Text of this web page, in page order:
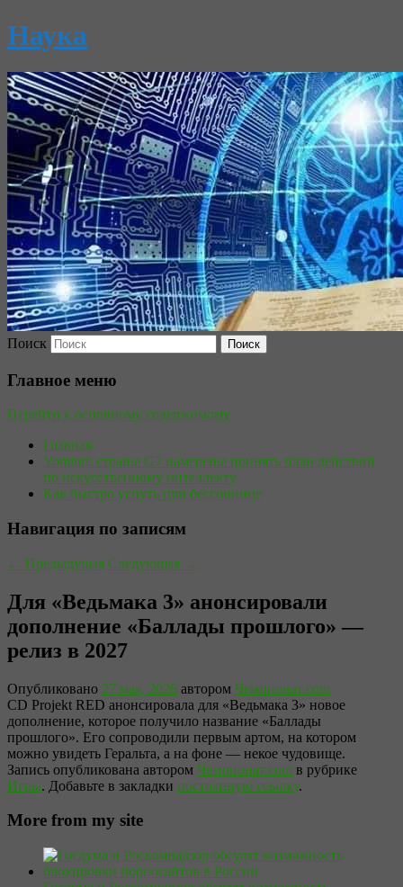
Наука
Поиск
Главное меню
Перейти к основному содержимому
Главная
Yomiuri: страны G7 намерены принять план действий
по искусственному интеллекту
Как быстро уснуть при бессоннице
Навигация по записям
← Предыдущая Следующая →
Для «Ведьмака 3» анонсировали
дополнение «Баллады прошлого» —
релиз в 2027
Опубликовано 27 мая, 2026 автором Чемпионат.com
CD Projekt RED анонсировала для «Ведьмака 3» новое
дополнение, которое получило название «Баллады
прошлого». Его сопроводили первым артом, на котором
можно увидеть Геральта, а на фоне — некое чудовище.
Запись опубликована автором Чемпионат.com в рубрике
Игры. Добавьте в закладки постоянную ссылку.
More from my site